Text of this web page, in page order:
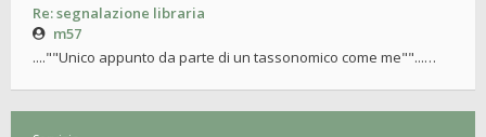
Re: segnalazione libraria
m57
....""Unico appunto da parte di un tassonomico come me""...…